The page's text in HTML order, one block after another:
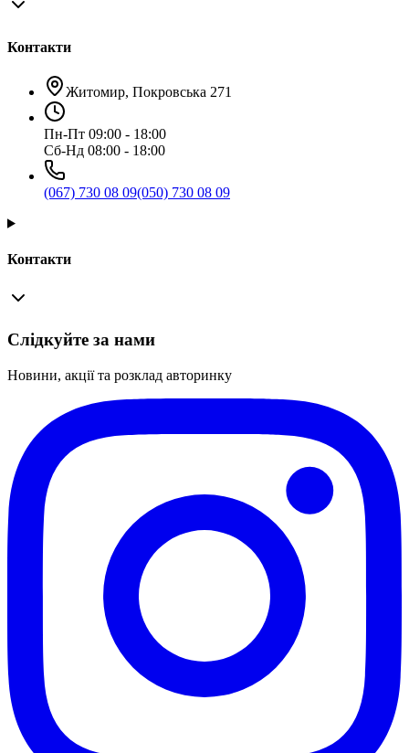
Контакти
Житомир, Покровська 271
Пн-Пт 09:00 - 18:00
Сб-Нд 08:00 - 18:00
(067) 730 08 09(050) 730 08 09
Контакти
Слідкуйте за нами
Новини, акції та розклад авторинку